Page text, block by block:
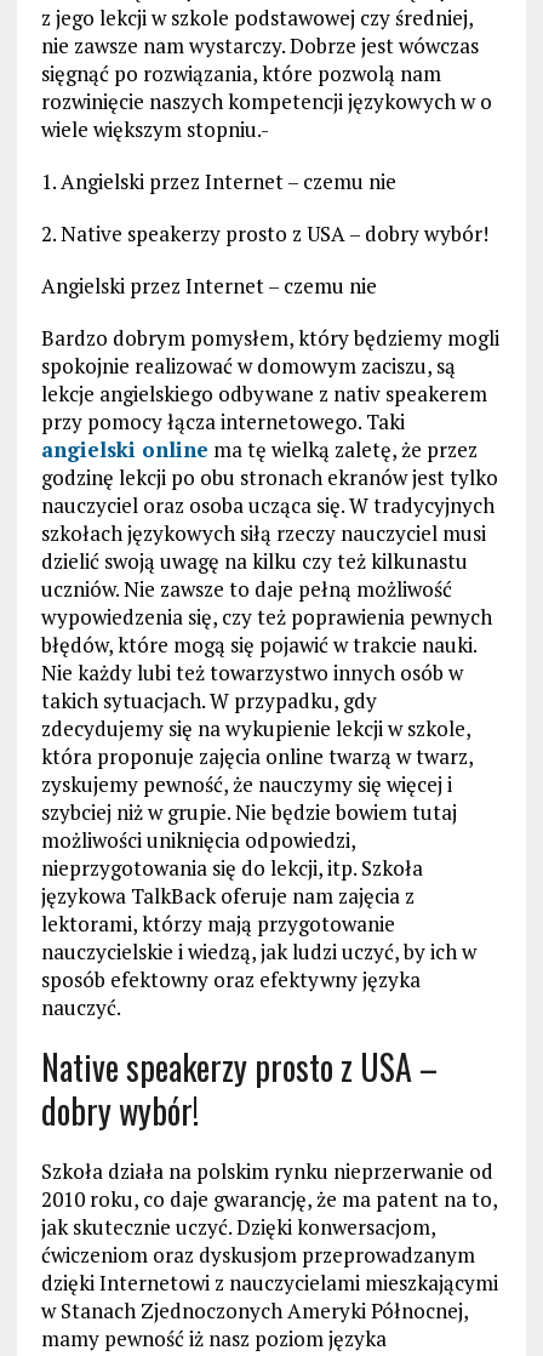
z jego lekcji w szkole podstawowej czy średniej,
nie zawsze nam wystarczy. Dobrze jest wówczas
sięgnąć po rozwiązania, które pozwolą nam
rozwinięcie naszych kompetencji językowych w o
wiele większym stopniu.-
1. Angielski przez Internet – czemu nie
2. Native speakerzy prosto z USA – dobry wybór!
Angielski przez Internet – czemu nie
Bardzo dobrym pomysłem, który będziemy mogli
spokojnie realizować w domowym zaciszu, są
lekcje angielskiego odbywane z nativ speakerem
przy pomocy łącza internetowego. Taki
angielski online ma tę wielką zaletę, że przez
godzinę lekcji po obu stronach ekranów jest tylko
nauczyciel oraz osoba ucząca się. W tradycyjnych
szkołach językowych siłą rzeczy nauczyciel musi
dzielić swoją uwagę na kilku czy też kilkunastu
uczniów. Nie zawsze to daje pełną możliwość
wypowiedzenia się, czy też poprawienia pewnych
błędów, które mogą się pojawić w trakcie nauki.
Nie każdy lubi też towarzystwo innych osób w
takich sytuacjach. W przypadku, gdy
zdecydujemy się na wykupienie lekcji w szkole,
która proponuje zajęcia online twarzą w twarz,
zyskujemy pewność, że nauczymy się więcej i
szybciej niż w grupie. Nie będzie bowiem tutaj
możliwości uniknięcia odpowiedzi,
nieprzygotowania się do lekcji, itp. Szkoła
językowa TalkBack oferuje nam zajęcia z
lektorami, którzy mają przygotowanie
nauczycielskie i wiedzą, jak ludzi uczyć, by ich w
sposób efektowny oraz efektywny języka
nauczyć.
Native speakerzy prosto z USA –
dobry wybór!
Szkoła działa na polskim rynku nieprzerwanie od
2010 roku, co daje gwarancję, że ma patent na to,
jak skutecznie uczyć. Dzięki konwersacjom,
ćwiczeniom oraz dyskusjom przeprowadzanym
dzięki Internetowi z nauczycielami mieszkającymi
w Stanach Zjednoczonych Ameryki Północnej,
mamy pewność iż nasz poziom języka